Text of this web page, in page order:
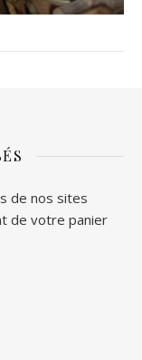
de nos sites
de votre panier